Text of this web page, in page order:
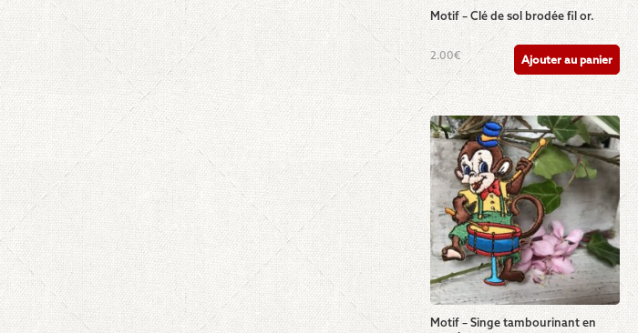
Motif – Clé de sol brodée fil or.
2.00€ Ajouter au panier
Motif – Singe tambourinant en